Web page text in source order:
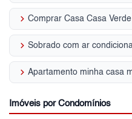
keyboard_arrow_right Comprar Casa Casa Verde
keyboard_arrow_right
keyboard_arrow_right
Imóveis por Condomínios